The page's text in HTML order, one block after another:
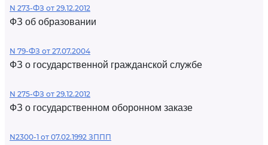
N 273-ФЗ от 29.12.2012
ФЗ об образовании
N 79-ФЗ от 27.07.2004
ФЗ о государственной гражданской службе
N 275-ФЗ от 29.12.2012
ФЗ о государственном оборонном заказе
N2300-1 от 07.02.1992 ЗППП